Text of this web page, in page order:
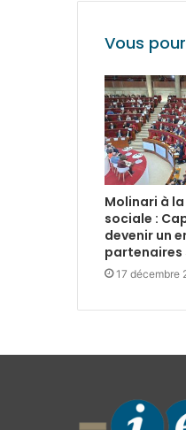
Vous
Molinari à
sociale :
devenir un
partenaires
17 décembre